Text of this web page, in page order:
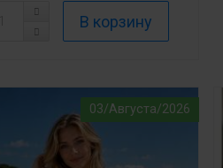
03/Августа/2026